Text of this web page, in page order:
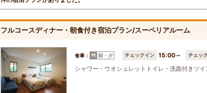
フルコースディナー・朝食付き宿泊プラン/スーペリアルーム
食事： 朝・夕 チェックイン 15:00～ チェッ
シャワー・ウオシュレットトイレ・洗面付きツイ